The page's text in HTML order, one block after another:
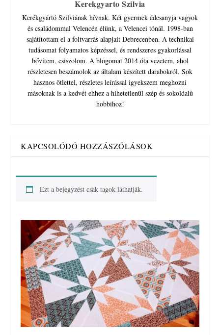
Kerekgyarto Szilvia
Kerékgyártó Szilviának hívnak. Két gyermek édesanyja vagyok
és családommal Velencén élünk, a Velencei tónál. 1998-ban
sajátítottam el a foltvarrás alapjait Debrecenben. A technikai
tudásomat folyamatos képzéssel, és rendszeres gyakorlással
bővítem, csiszolom. A blogomat 2014 óta vezetem, ahol
részletesen beszámolok az általam készített darabokról. Sok
hasznos ötlettel, részletes leírással igyekszem meghozni
másoknak is a kedvét ehhez a hihetetlenül szép és sokoldalú
hobbihoz!
KAPCSOLÓDÓ HOZZÁSZÓLÁSOK
Ezt a bejegyzést csak tagok láthatják.